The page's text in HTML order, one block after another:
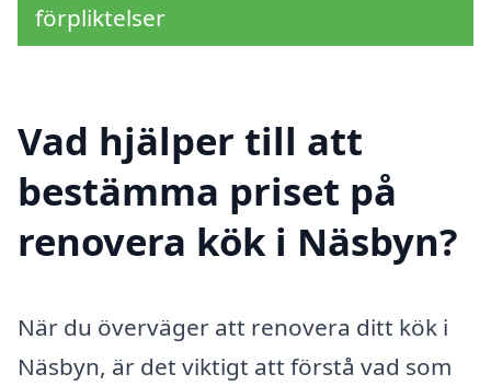
förpliktelser
Vad hjälper till att
bestämma priset på
renovera kök i Näsbyn?
När du överväger att renovera ditt kök i
Näsbyn, är det viktigt att förstå vad som